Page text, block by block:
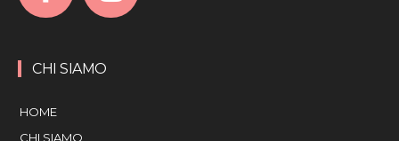
CHI SIAMO
HOME
CHI SIAMO